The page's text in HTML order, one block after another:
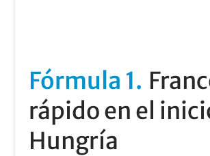
Fórmula 1
rápido en el
Hungría